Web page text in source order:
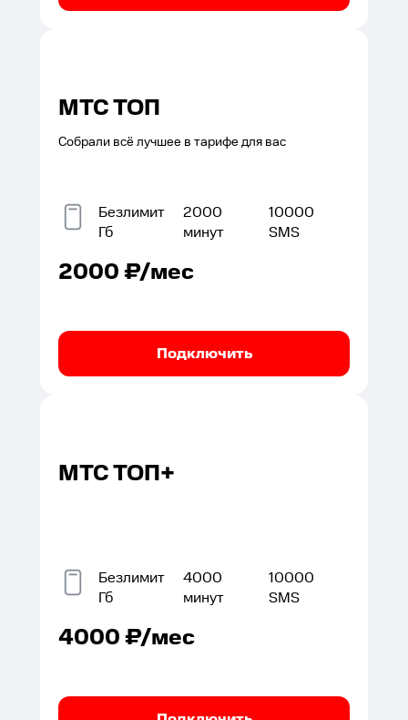
МТС ТОП
Собрали всё лучшее в тарифе для вас
Безлимит
Гб
2000
минут
10000
SMS
2000₽/мес
Подключить
МТС ТОП+
Безлимит
Гб
4000
минут
10000
SMS
4000₽/мес